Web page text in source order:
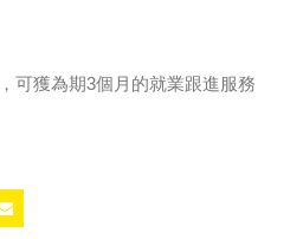
可獲為期3個月的就業跟進服務